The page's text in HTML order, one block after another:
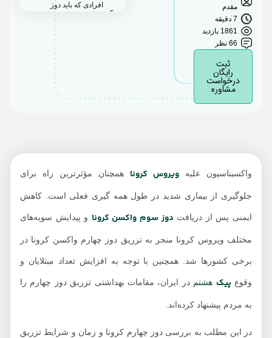
مقدم
7 دقیقه
1861 بازدید
66 نظر
رایگان
درخواست
مشاوره
افرادی که باید دوز
تاثیر واکسن بر سویه
واکسیناسیون علیهویروس کرونا همچنان مؤثرترین راه برای
جلوگیری از بیماری شدید در طول همه گیری فعلی است. کاهش
ایمنی پس از دریافتدوز سوم واکسن کرونا و پیدایش سویه‌های
مختلف ویروس کرونا منجر به تزریق دوز چهارم واکسن کرونا در
برخی کشورها شد. همچنین با توجه به افزایش تعداد مبتلایان و
وقوعپیک هشتمدر ایران، مقامات بهداشتی تزریق دوز چهارم را
به مردم پیشنهاد کرده‌اند.
در این مطلب به بررسی دوز چهارم کرونا و زمان و شرایط تزریق